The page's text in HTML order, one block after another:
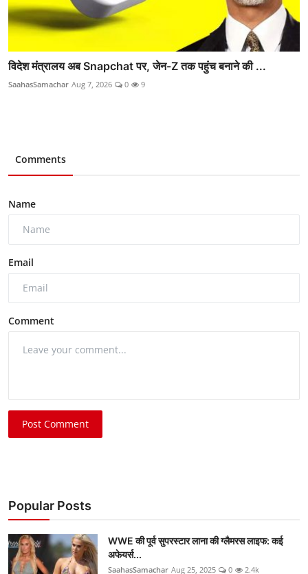
विदेश मंत्रालय अब Snapchat पर, जेन-Z तक पहुंच बनाने की ...
SaahasSamachar Aug 7, 2026 0 9
Comments
Name
Email
Comment
Post Comment
Popular Posts
WWE की पूर्व सुपरस्टार लाना की ग्लैमरस लाइफ: कई
अफेयर्स...
SaahasSamachar Aug 25, 2025 0 2.4k